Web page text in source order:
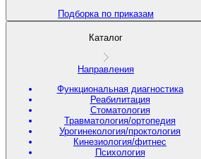
Подборка по приказам
Каталог
Направления
Функциональная диагностика
Реабилитация
Стоматология
Травматология/ортопедия
Урогинекология/проктология
Кинезиология/фитнес
Психология